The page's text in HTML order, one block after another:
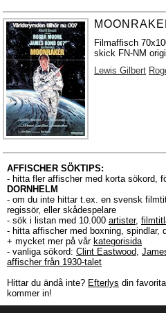
Filmaffisch
skick FN-NM
Lewis Gilbert
AFFISCHER SÖKTIPS:
- hitta fler affischer med korta sökord,
DORNHELM
- om du inte hittar t.ex. en svensk
regissör, eller skådespelare
- sök i listan med 10.000 artister,
- hitta affischer med boxning, spindlar,
+ mycket mer på vår kategorisida
- vanliga sökord: Clint Eastwood,
affischer från 1930-talet
Hittar du ändå inte? Efterlys din
kommer in!